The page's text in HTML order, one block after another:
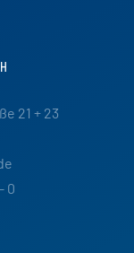
21 + 23
0